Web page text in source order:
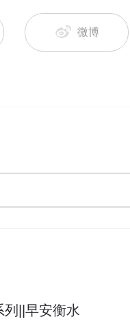
微博
列||早安衡水